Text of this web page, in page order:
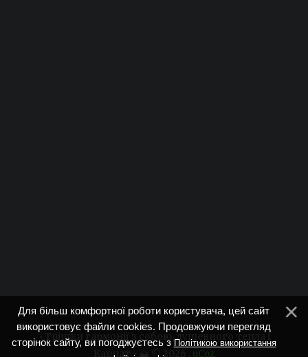
• Трішки гармонії з собою, душевного тепла і
Карпат • ⛰ © 2026
uCoz
Для більш комфортної роботи користувача, цей сайт
використовує файли cookies. Продовжуючи перегляд
сторінок сайту, ви погоджуєтесь з Політикою використання